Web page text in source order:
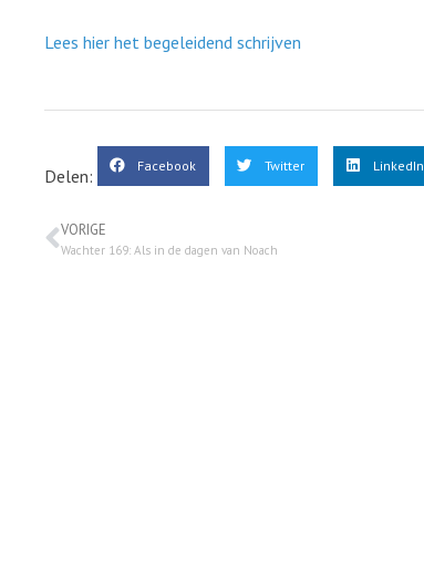
Lees hier het begeleidend schrijven
Delen: Facebook Twitter LinkedIn
VORIGE
Wachter 169: Als in de dagen van Noach